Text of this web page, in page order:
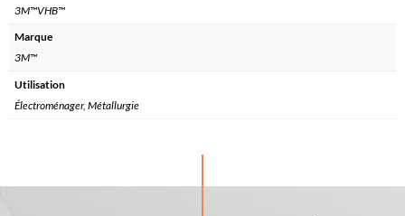
3M™VHB™
Marque
3M™
Utilisation
Électroménager, Métallurgie